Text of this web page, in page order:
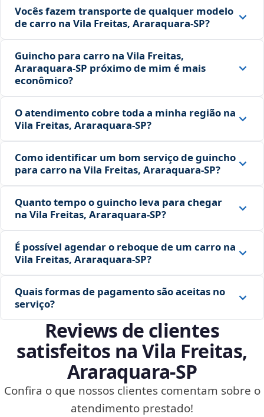
Vocês fazem transporte de qualquer modelo
de carro na Vila Freitas, Araraquara‑SP?
Guincho para carro na Vila Freitas,
Araraquara‑SP próximo de mim é mais
econômico?
O atendimento cobre toda a minha região na
Vila Freitas, Araraquara‑SP?
Como identificar um bom serviço de guincho
para carro na Vila Freitas, Araraquara‑SP?
Quanto tempo o guincho leva para chegar
na Vila Freitas, Araraquara‑SP?
É possível agendar o reboque de um carro na
Vila Freitas, Araraquara‑SP?
Quais formas de pagamento são aceitas no
serviço?
Reviews de clientes
satisfeitos na Vila Freitas,
Araraquara‑SP
Confira o que nossos clientes comentam sobre o
atendimento prestado!